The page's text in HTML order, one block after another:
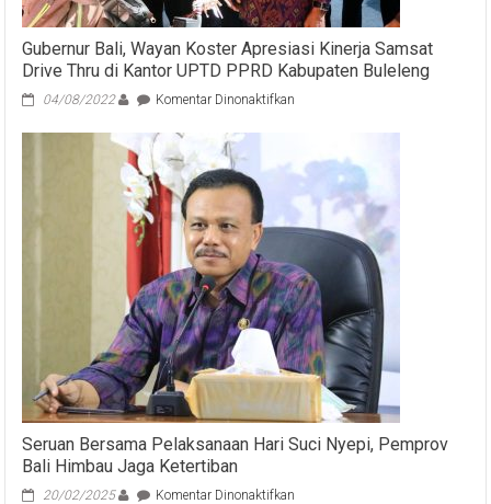
Gubernur Bali, Wayan Koster Apresiasi Kinerja Samsat
Drive Thru di Kantor UPTD PPRD Kabupaten Buleleng
04/08/2022 Komentar Dinonaktifkan
Wayan
Koster
Apresiasi
Kinerja
Samsat
Thru
di
Kantor
UPTD
PPRD
Kabupaten
Buleleng
Seruan Bersama Pelaksanaan Hari Suci Nyepi, Pemprov
Bali Himbau Jaga Ketertiban
20/02/2025 Komentar Dinonaktifkan